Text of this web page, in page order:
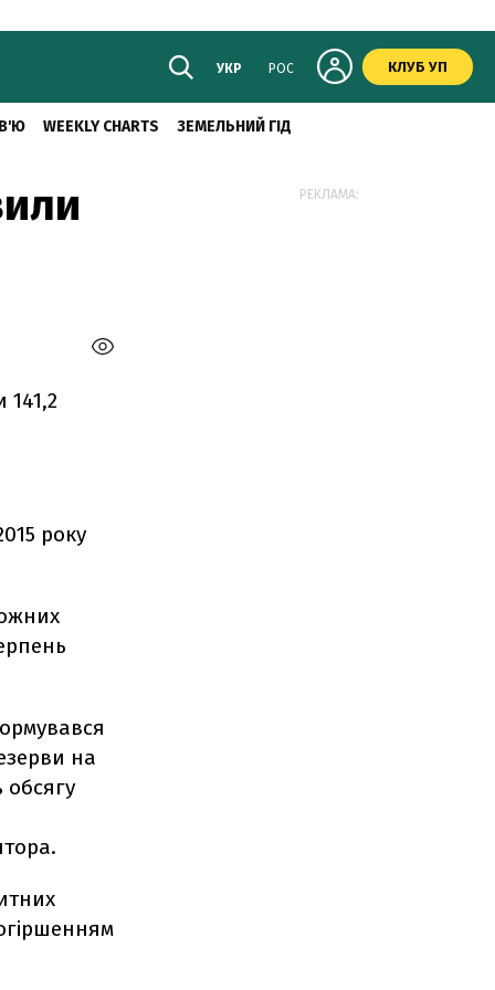
УКР РОС КЛУБ УП
WEEKLY CHARTS ЗЕМЕЛЬНИЙ ГІД
141,2
року
на
обсягу
РЕКЛАМА: